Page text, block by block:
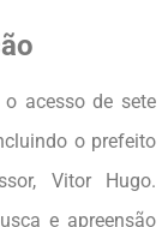
acesso de sete
o prefeito
Vitor Hugo.
e apreensão